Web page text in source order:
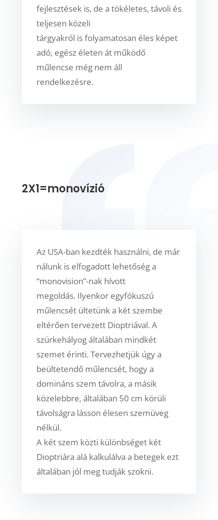
fejlesztések is, de a tökéletes, távoli és
teljesen közeli
tárgyakról is folyamatosan éles képet
adó, egész életen át működő
műlencse még nem áll
rendelkezésre.
2X1=monovízió
Az USA-ban kezdték használni, de már
nálunk is elfogadott lehetőség a
“monovision”-nak hívott
megoldás. Ilyenkor egyfókuszú
műlencsét ültetünk a két szembe
eltérően tervezett Dioptriával. A
szürkehályog általában mindkét
szemet érinti. Tervezhetjük úgy a
beültetendő műlencsét, hogy a
domináns szem távolra, a másik
közelebbre, általában 50 cm körüli
távolságra lásson élesen szemüveg
nélkül.
A két szem közti különbséget két
Dioptriára alá kalkulálva a betegek ezt
általában jól meg tudják szokni.